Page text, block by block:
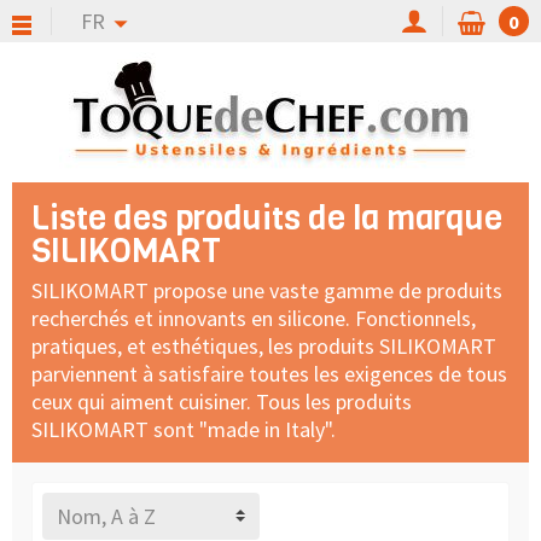
FR 0
Liste des produits de la marque
SILIKOMART
SILIKOMART propose une vaste gamme de produits
recherchés et innovants en silicone. Fonctionnels,
pratiques, et esthétiques, les produits SILIKOMART
parviennent à satisfaire toutes les exigences de tous
ceux qui aiment cuisiner. Tous les produits
SILIKOMART sont "made in Italy".
Nom, A à Z